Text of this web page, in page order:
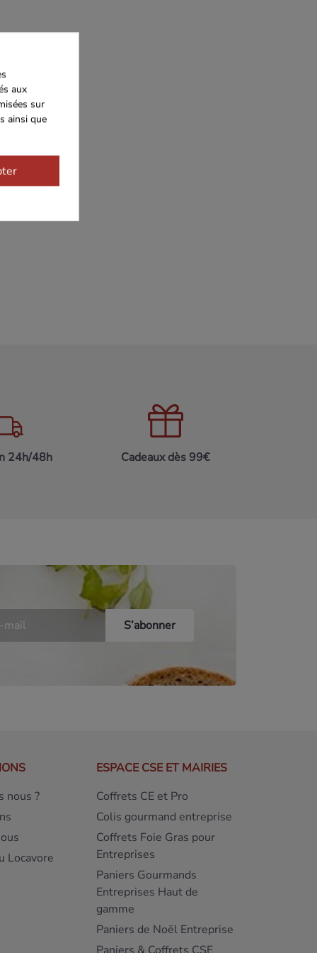
24h/48h Cadeaux dès 99€
nous ?
Locavore
ESPACE CSE ET MAIRIES
Coffrets CE et Pro
Colis gourmand entreprise
Coffrets Foie Gras pour
Entreprises
Paniers Gourmands
Entreprises Haut de
gamme
Paniers de Noël Entreprise
aux
sur
ainsi que